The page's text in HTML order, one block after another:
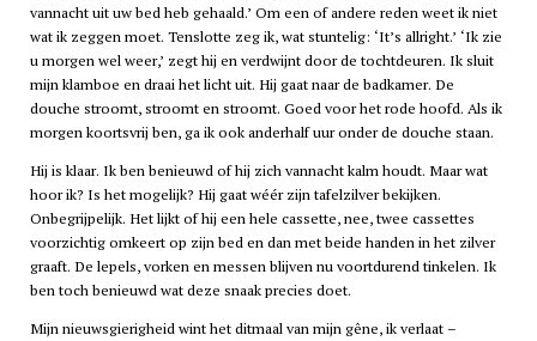
vannacht uit uw bed heb gehaald.’ Om een of andere reden weet ik niet
wat ik zeggen moet. Tenslotte zeg ik, wat stuntelig: ‘It’s allright.’ ‘Ik zie
u morgen wel weer,’ zegt hij en verdwijnt door de tochtdeuren. Ik sluit
mijn klamboe en draai het licht uit. Hij gaat naar de badkamer. De
douche stroomt, stroomt en stroomt. Goed voor het rode hoofd. Als ik
morgen koortsvrij ben, ga ik ook anderhalf uur onder de douche staan.
Hij is klaar. Ik ben benieuwd of hij zich vannacht kalm houdt. Maar wat
hoor ik? Is het mogelijk? Hij gaat wéér zijn tafelzilver bekijken.
Onbegrijpelijk. Het lijkt of hij een hele cassette, nee, twee cassettes
voorzichtig omkeert op zijn bed en dan met beide handen in het zilver
graaft. De lepels, vorken en messen blijven nu voortdurend tinkelen. Ik
ben toch benieuwd wat deze snaak precies doet.
Mijn nieuwsgierigheid wint het ditmaal van mijn gêne, ik verlaat –